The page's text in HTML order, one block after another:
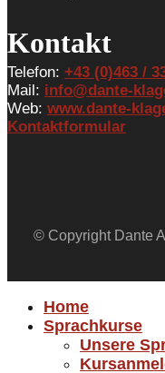
Kontakt
Telefon: +43 (0)463 /
Mail: info@dante-
Web: www.dante-
Kontaktformular
© Copyright Dante
Home
Sprachkurse
Unsere